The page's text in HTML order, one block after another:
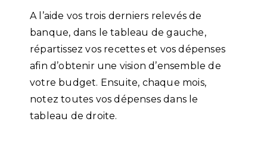
A l’aide vos trois derniers relevés de
banque, dans le tableau de gauche,
répartissez vos recettes et vos dépenses
afin d’obtenir une vision d’ensemble de
votre budget. Ensuite, chaque mois,
notez toutes vos dépenses dans le
tableau de droite.